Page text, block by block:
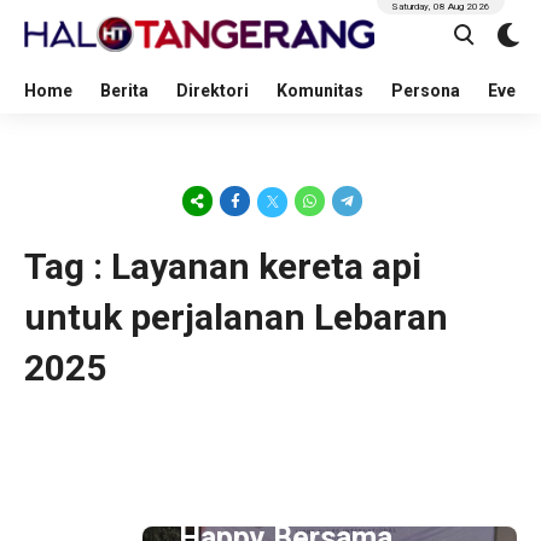
Home Berita Direktori Komunitas Persona Event
Saturday, 08 Aug 2026
Tag : Layanan kereta api
untuk perjalanan Lebaran
2025